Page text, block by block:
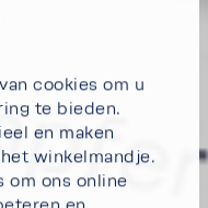
cookies om u
te bieden.
en maken
winkelmandje.
om ons online